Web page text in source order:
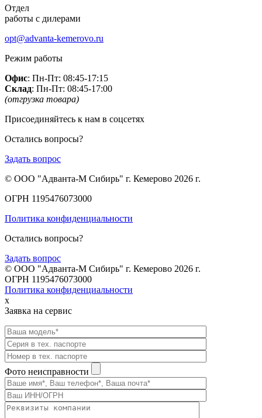
Отдел
работы с дилерами
opt@advanta-kemerovo.ru
Режим работы
Офис: Пн-Пт: 08:45-17:15
Склад: Пн-Пт: 08:45-17:00
(отгрузка товара)
Присоединяйтесь к нам в соцсетях
Остались вопросы?
Задать вопрос
© ООО "Адванта-М Сибирь" г. Кемерово 2026 г.
ОГРН 1195476073000
Политика конфиденциальности
Остались вопросы?
Задать вопрос
© ООО "Адванта-М Сибирь" г. Кемерово 2026 г.
ОГРН 1195476073000
Политика конфиденциальности
x
Заявка на сервис
Фото неисправности